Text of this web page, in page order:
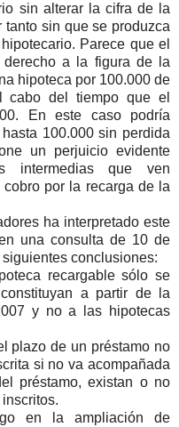
sin alterar la cifra de la
sin que se produzca
Parece que el
derecho a la figura de la
hipoteca por 100.000 de
cabo del tiempo que el
En este caso podría
100.000 sin perdida
un perjuicio evidente
intermedias que ven
por la recarga de la
ha interpretado este
una consulta de 10 de
conclusiones:
recargable sólo se
a partir de la
y no a las hipotecas
plazo de un préstamo no
si no va acompañada
préstamo, existan o no
en la ampliación de